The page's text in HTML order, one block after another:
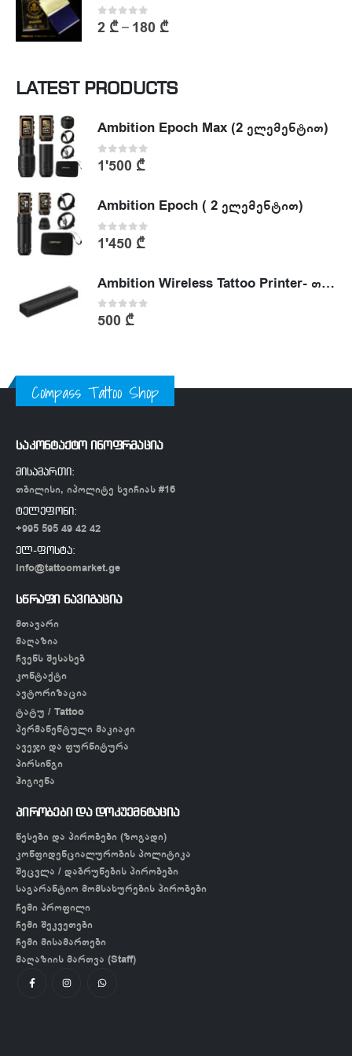
0out of 5
2 ₾– 180 ₾
LATEST PRODUCTS
Ambition Epoch Max (2 ელემენტით)
0out of 5
1'500 ₾
Ambition Epoch ( 2 ელემენტით)
0out of 5
1'450 ₾
Ambition Wireless Tattoo Printer- თერმული პრინტერი
0out of 5
500 ₾
Compass Tattoo Shop
საკონტაქტო ინოფრმაცია
მისამართი:
თბილისი, იპოლიტე ხვიჩიას #16
ტელეფონი:
+995 595 49 42 42
ელ-ფოსტა:
info@tattoomarket.ge
სწრაფი ნავიგაცია
მთავარი
მაღაზია
ჩვენს შესახებ
კონტაქტი
ავტორიზაცია
ტატუ / Tattoo
პერმანენტული მაკიაჟი
ავეჯი და ფურნიტურა
პირსინგი
ჰიგიენა
პირობები და დოკუემნტაცია
წესები და პირობები (ზოგადი)
კონფიდენციალურობის პოლიტიკა
შეცვლა / დაბრუნების პირობები
საგარანტიო მომსახურების პირობები
ჩემი პროფილი
ჩემი შეკვეთები
ჩემი მისამართები
მაღაზიის მართვა (Staff)